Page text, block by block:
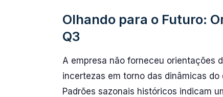
Olhando para o Futuro:
Q3
A empresa não forneceu orientações
incertezas em torno das dinâmicas
Padrões sazonais históricos indicam